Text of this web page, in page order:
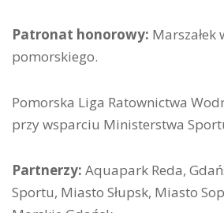
Patronat honorowy: Marszałek
pomorskiego.
Pomorska Liga Ratownictwa
przy wsparciu Ministerstwa
Partnerzy: Aquapark Reda,
Sportu, Miasto Słupsk, Miasto